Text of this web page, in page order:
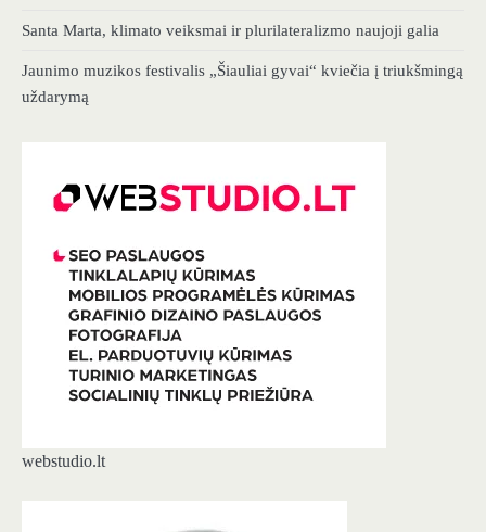
Santa Marta, klimato veiksmai ir plurilateralizmo naujoji galia
Jaunimo muzikos festivalis „Šiauliai gyvai“ kviečia į triukšmingą
uždarymą
webstudio.lt